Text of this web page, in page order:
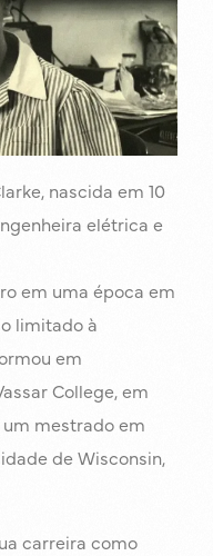
nascida em 10
elétrica e
em uma época em
limitado à
em
College, em
mestrado em
de Wisconsin,
carreira como